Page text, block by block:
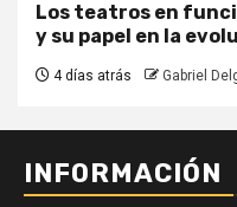
Los teatros en
y su papel en la
4 días atrás Gabriel
INFORMACIÓN